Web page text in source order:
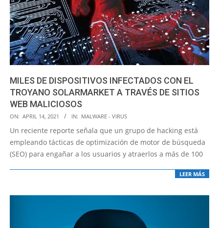
MILES DE DISPOSITIVOS INFECTADOS CON EL
TROYANO SOLARMARKET A TRAVÉS DE SITIOS
WEB MALICIOSOS
2021-
04-
ON: APRIL 14, 2021 IN: MALWARE - VIRUS
Un reciente reporte señala que un grupo de hacking está
empleando tácticas de optimización de motor de búsqueda
(SEO) para engañar a los usuarios y atraerlos a más de 100
LEER MÁS